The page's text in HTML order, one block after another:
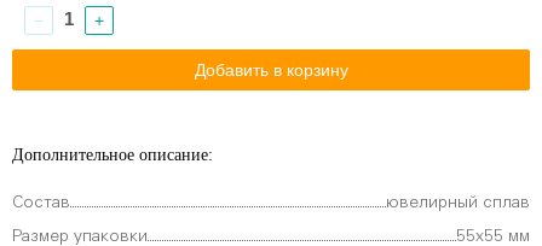
− +
Дополнительное описание:
Состав ювелирный сплав
Размер упаковки 55х55 мм